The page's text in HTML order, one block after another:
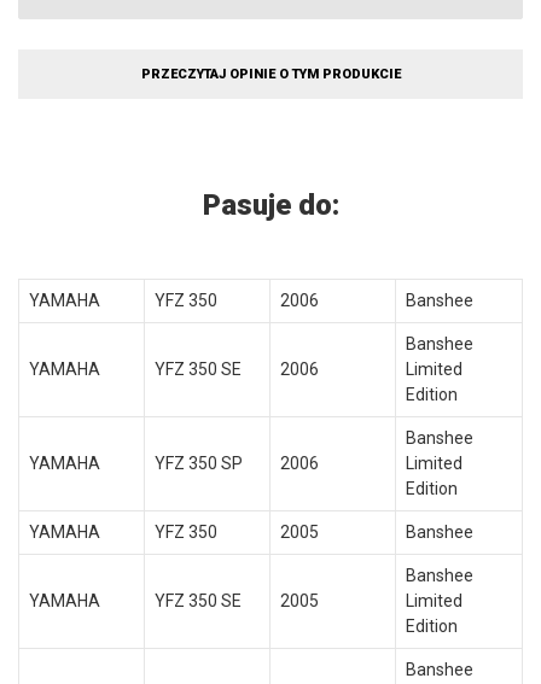
PRZECZYTAJ OPINIE O TYM PRODUKCIE
Pasuje do:
YAMAHA YFZ 350 2006 Banshee
YAMAHA YFZ 350 SE 2006
Banshee
Limited
Edition
YAMAHA YFZ 350 SP 2006
Banshee
Limited
Edition
YAMAHA YFZ 350 2005 Banshee
YAMAHA YFZ 350 SE 2005
Banshee
Limited
Edition
Banshee